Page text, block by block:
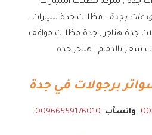
بجدة , مظلات جدة سيارات ,
جدة هناجر , جدة مظلات مواقف
شعر بالدمام , هناجر جده
برجولات في جدة
واتسآب:
00966559176010